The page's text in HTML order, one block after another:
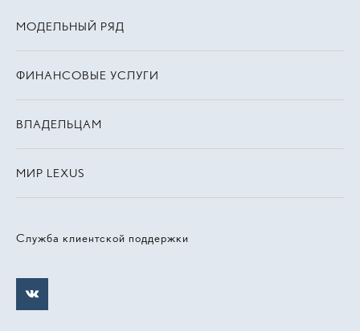
Служба клиентской поддержки
МОДЕЛЬНЫЙ РЯД
ФИНАНСОВЫЕ УСЛУГИ
ВЛАДЕЛЬЦАМ
МИР LEXUS